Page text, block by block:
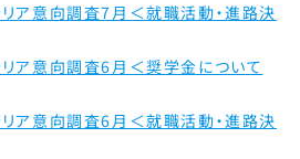
ア意向調査7月＜就職活動・進路決
ア意向調査6月＜奨学金について
ア意向調査6月＜就職活動・進路決